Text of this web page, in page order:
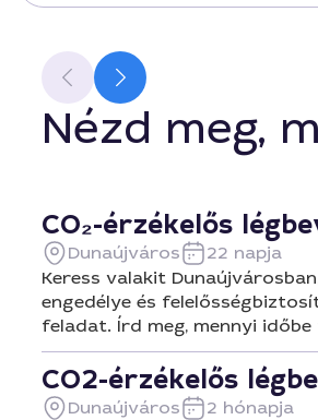
Nézd meg,
CO₂-érzékelős
Dunaújváros
22 napja
Keress valakit
engedélye és
feladat. Írd meg, mennyi
CO2-érzékelős
Dunaújváros
2 hónapja